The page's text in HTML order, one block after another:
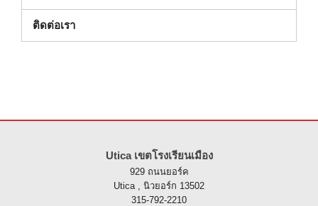
ติดต่อเรา
Utica เขตโรงเรียนเมือง
929 ถนนยอร์ค
Utica , นิวยอร์ก 13502
315-792-2210